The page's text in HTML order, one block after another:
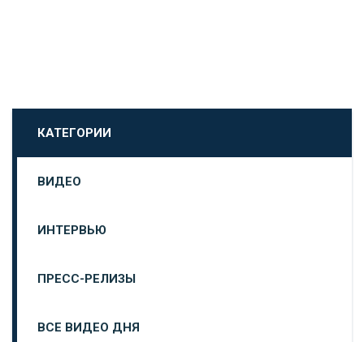
КАТЕГОРИИ
ВИДЕО
ИНТЕРВЬЮ
ПРЕСС-РЕЛИЗЫ
ВСЕ ВИДЕО ДНЯ